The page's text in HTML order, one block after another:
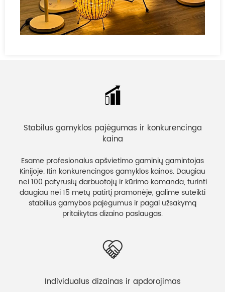
Stabilus gamyklos pajėgumas ir konkurencinga
kaina
Esame profesionalus apšvietimo gaminių gamintojas
Kinijoje. Itin konkurencingos gamyklos kainos. Daugiau
nei 100 patyrusių darbuotojų ir kūrimo komanda, turinti
daugiau nei 15 metų patirtį pramonėje, galime suteikti
stabilius gamybos pajėgumus ir pagal užsakymą
pritaikytas dizaino paslaugas.
Individualus dizainas ir apdorojimas